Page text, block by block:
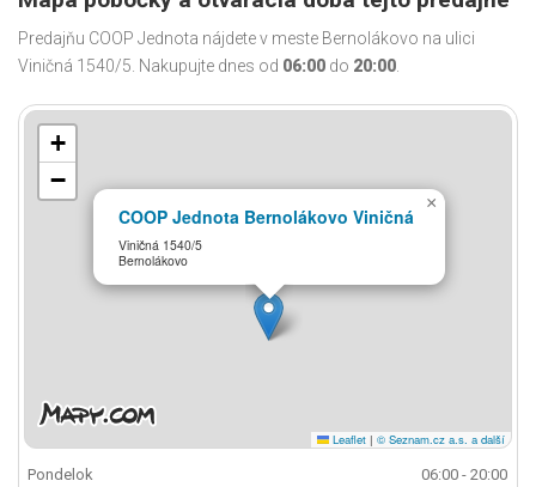
Predajňu COOP Jednota nájdete v meste Bernolákovo na ulici
Viničná 1540/5. Nakupujte dnes od 06:00 do 20:00.
COOP Jednota Bernolákovo Viničná
Viničná 1540/5
Bernolákovo
×
+
−
Leaflet | © Seznam.cz a.s. a další
Pondelok
06:00 - 20:00